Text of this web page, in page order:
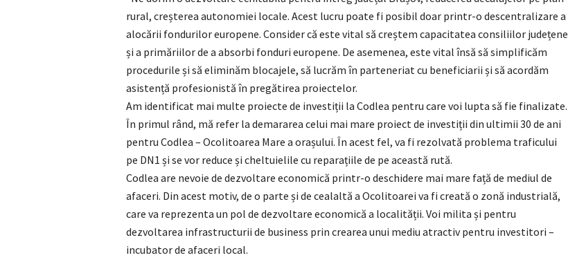
rural, creșterea autonomiei locale. Acest lucru poate fi posibil doar printr-o descentralizare a
alocării fondurilor europene. Consider că este vital să creștem capacitatea consiliilor județene
și a primăriilor de a absorbi fonduri europene. De asemenea, este vital însă să simplificăm
procedurile și să eliminăm blocajele, să lucrăm în parteneriat cu beneficiarii și să acordăm
asistență profesionistă în pregătirea proiectelor.
Am identificat mai multe proiecte de investiții la Codlea pentru care voi lupta să fie finalizate.
În primul rând, mă refer la demararea celui mai mare proiect de investiții din ultimii 30 de ani
pentru Codlea – Ocolitoarea Mare a orașului. În acest fel, va fi rezolvată problema traficului
pe DN1 și se vor reduce și cheltuielile cu reparațiile de pe această rută.
Codlea are nevoie de dezvoltare economică printr-o deschidere mai mare față de mediul de
afaceri. Din acest motiv, de o parte și de cealaltă a Ocolitoarei va fi creată o zonă industrială,
care va reprezenta un pol de dezvoltare economică a localității. Voi milita și pentru
dezvoltarea infrastructurii de business prin crearea unui mediu atractiv pentru investitori –
incubator de afaceri local.